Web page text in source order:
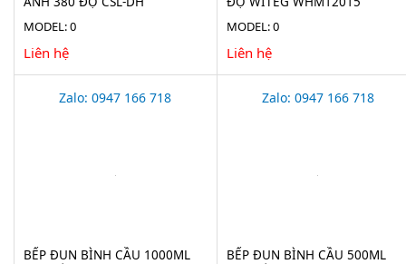
MODEL: 0
Liên hệ
MODEL: 0
Liên hệ
Zalo: 0947 166 718
BẾP ĐUN BÌNH CẦU 1000ML
Zalo: 0947 166 718
BẾP ĐUN BÌNH CẦU 500ML